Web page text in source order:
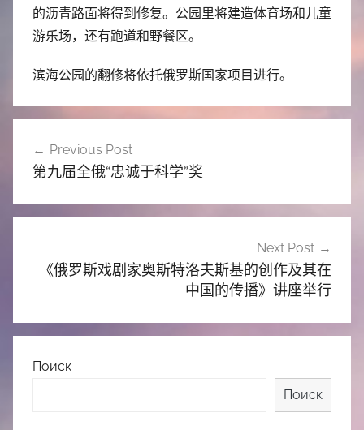
的沥青路面将得到修复。公园里将建造体育场和儿童
游乐场，还有跑道和野餐区。
滨海公园的翻修将依托俄罗斯国家项目进行。
航
Previous Post
第九届全俄“忠诚于科学”奖
Next Post
《俄罗斯戏剧家奥斯特洛夫斯基的创作及其在
中国的传播》讲座举行
Поиск
Поиск